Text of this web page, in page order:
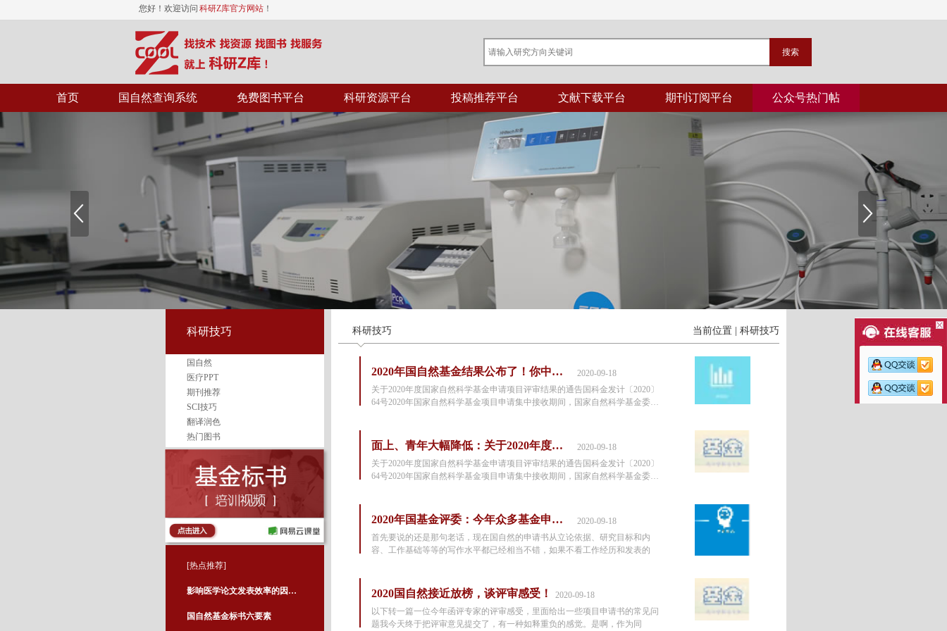
您好！欢迎访问 科研Z库官方网站 ！
首页 国自然查询系统 免费图书平台 科研资源平台 投稿推荐平台 文献下载平台 期刊订阅平台 公众号热门帖
科研技巧
国自然
医疗PPT
期刊推荐
SCI技巧
翻译润色
热门图书
[热点推荐]
影响医学论文发表效率的因素有哪些
国自然基金标书六要素
科研技巧 当前位置 | 科研技巧
2020年国自然基金结果公布了！你中了吗？
2020-09-18
关于2020年度国家自然科学基金申请项目评审结果的通告国科金发计〔2020〕
64号2020年国家自然科学基金项目申请集中接收期间，国家自然科学基金委员
面上、青年大幅降低：关于2020年度国家自然科学基金申请项目评审结果的通告
2020-09-18
关于2020年度国家自然科学基金申请项目评审结果的通告国科金发计〔2020〕
64号2020年国家自然科学基金项目申请集中接收期间，国家自然科学基金委员
2020年国基金评委：今年众多基金申请人还在犯这个错！
2020-09-18
首先要说的还是那句老话，现在国自然的申请书从立论依据、研究目标和内
容、工作基础等等的写作水平都已经相当不错，如果不看工作经历和发表的
2020国自然接近放榜，谈评审感受！
2020-09-18
以下转一篇一位今年函评专家的评审感受，里面给出一些项目申请书的常见问
题我今天终于把评审意见提交了，有一种如释重负的感觉。是啊，作为同